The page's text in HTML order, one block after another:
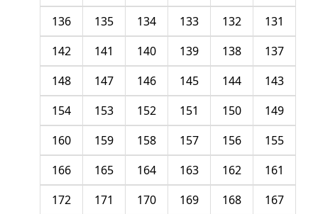
131
132
133
134
135
136
137
138
139
140
141
142
143
144
145
146
147
148
149
150
151
152
153
154
155
156
157
158
159
160
161
162
163
164
165
166
167
168
169
170
171
172